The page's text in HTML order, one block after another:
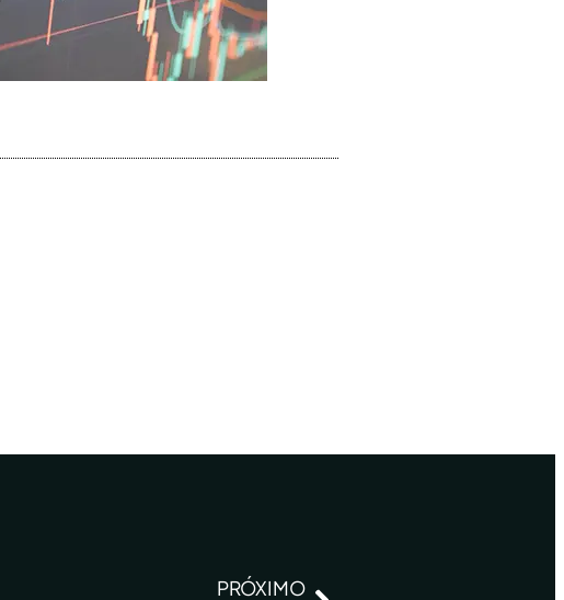
PRÓXIMO